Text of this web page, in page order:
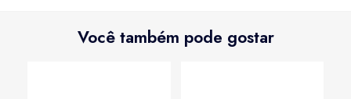
Você também pode gostar